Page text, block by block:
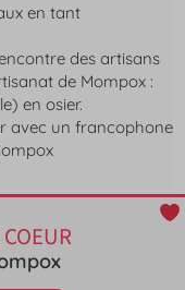
en tant
des artisans
de Mompox :
en osier.
avec un francophone